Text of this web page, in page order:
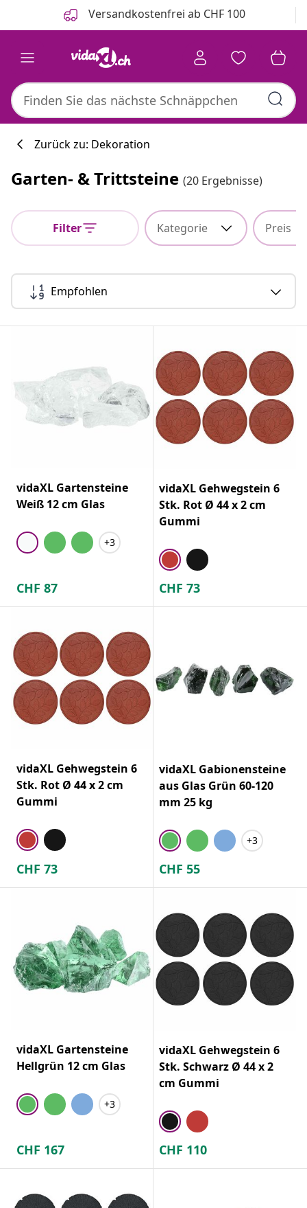
Versandkostenfrei ab CHF 100
Zurück zu: Dekoration
Garten- & Trittsteine (20 Ergebnisse)
Filter Kategorie Preis
Empfohlen
vidaXL Gartensteine
Weiß 12 cm Glas
+3
CHF 87
vidaXL Gehwegstein 6
Stk. Rot Ø 44 x 2 cm
Gummi
CHF 73
vidaXL Gehwegstein 6
Stk. Rot Ø 44 x 2 cm
Gummi
CHF 73
vidaXL Gabionensteine
aus Glas Grün 60-120
mm 25 kg
+3
CHF 55
vidaXL Gartensteine
Hellgrün 12 cm Glas
+3
CHF 167
vidaXL Gehwegstein 6
Stk. Schwarz Ø 44 x 2
cm Gummi
CHF 110